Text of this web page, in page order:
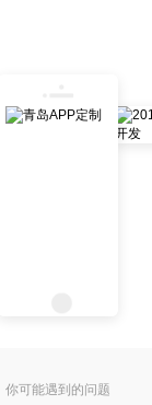
你可能遇到的问题